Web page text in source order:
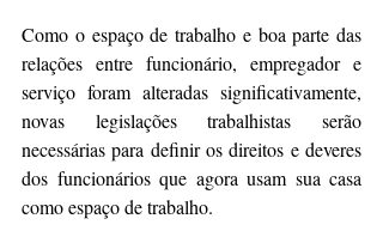
Como o espaço de trabalho e boa parte das
relações entre funcionário, empregador e
serviço foram alteradas significativamente,
novas legislações trabalhistas serão
necessárias para definir os direitos e deveres
dos funcionários que agora usam sua casa
como espaço de trabalho.